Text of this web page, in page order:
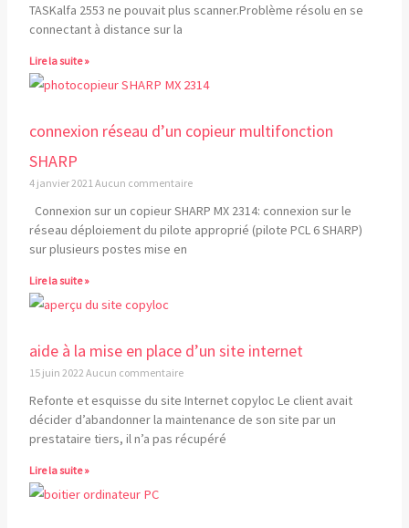
TASKalfa 2553 ne pouvait plus scanner.Problème résolu en se
connectant à distance sur la
Lire la suite »
connexion réseau d’un copieur multifonction
SHARP
4 janvier 2021Aucun commentaire
Connexion sur un copieur SHARP MX 2314: connexion sur le
réseau déploiement du pilote approprié (pilote PCL 6 SHARP)
sur plusieurs postes mise en
Lire la suite »
aide à la mise en place d’un site internet
15 juin 2022Aucun commentaire
Refonte et esquisse du site Internet copyloc Le client avait
décider d’abandonner la maintenance de son site par un
prestataire tiers, il n’a pas récupéré
Lire la suite »